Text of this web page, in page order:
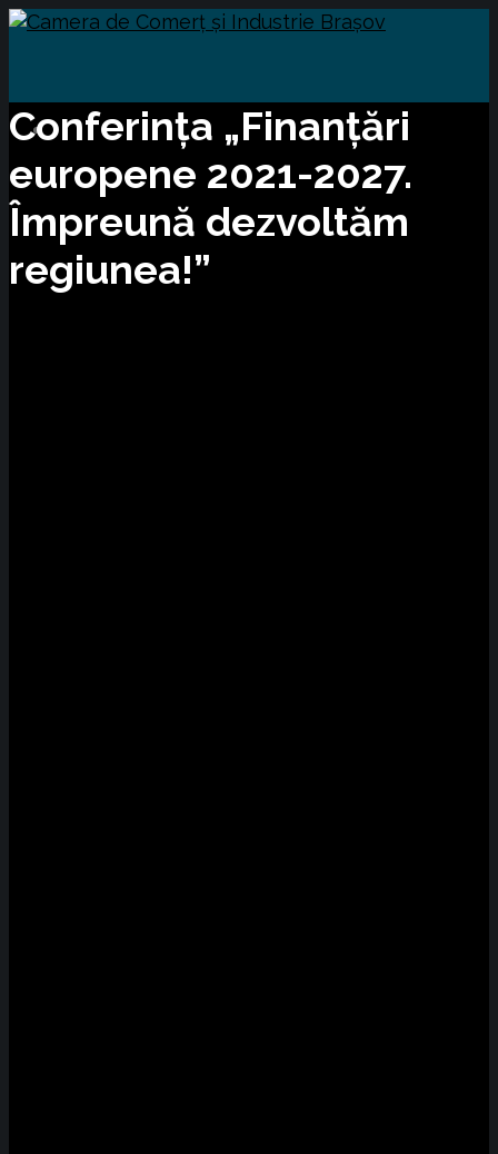
Conferința „Finanțări
europene 2021-2027.
Împreună dezvoltăm
regiunea!”